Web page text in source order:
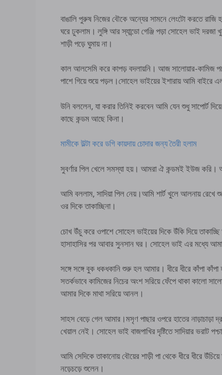
বাঙালি পুরুষ নিজের বৌকে অন্যের সামনে লেংটো করতে
ঘরে ঢুকলাম। লুঙ্গি আর স্যান্ডো গেঞ্জি পড়া সোহেল ভাই
শাড়ী পড়ে ঘুমায় না।
কাল আলসেমি করে কাপড় বদলায়নি। আজ সালোয়ার-কামিজ
পাশে গিয়ে শুয়ে পড়ল।সোহেল ভাইয়ের ইশারায় আমি বাইরে
উনি বললেন, যা করার তিনিই করবেন আমি যেন শুধু সাপোর্ট
কাছে কন্ডম আছে কিনা।
মামীকে উল্টা করে ডগি কায়দায় চোদার জন্য তৈরী হলাম
সুবর্ণার পিল খেলে সমস্যা হয়। আমরা ঐ কন্ডমই ইউজ করি।
আমি বললাম, সাদিয়া পিল নেয়।আমি শার্ট খুলে আলনায়
ওর দিকে তাকাচ্ছিনা।
চোখ উঁচু করে ওপাশে সোহেল ভাইয়ের দিকে উঁকি দিয়ে
হাসাহাসির পর আবার সুনসান ঘর। সোহেল ভাই এর মধ্যে
সঙ্গে সঙ্গে বুক ধকধকানি শুরু হল আমার। ধীরে ধীরে কাঁপা
সতর্কভাবে কামিজের নিচের অংশ সরিয়ে ফেঁপে থাকা কালো
আমার দিকে মাথা সরিয়ে আনল।
সাহস বেড়ে গেল আমার।মসৃণ পাছার ওপরে হাতের
খেয়াল নেই। সোহেল ভাই বাজপাখির দৃষ্টিতে সাদিয়ার ভরাট
আমি সেদিকে তাকানোয় বৌয়ের শাড়ী পা থেকে ধীরে ধীরে
নড়েচড়ে শুলেন।